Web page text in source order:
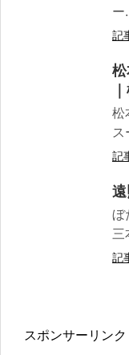
ー
記
松
ス
記
ぼ
三
記
スポンサーリンク